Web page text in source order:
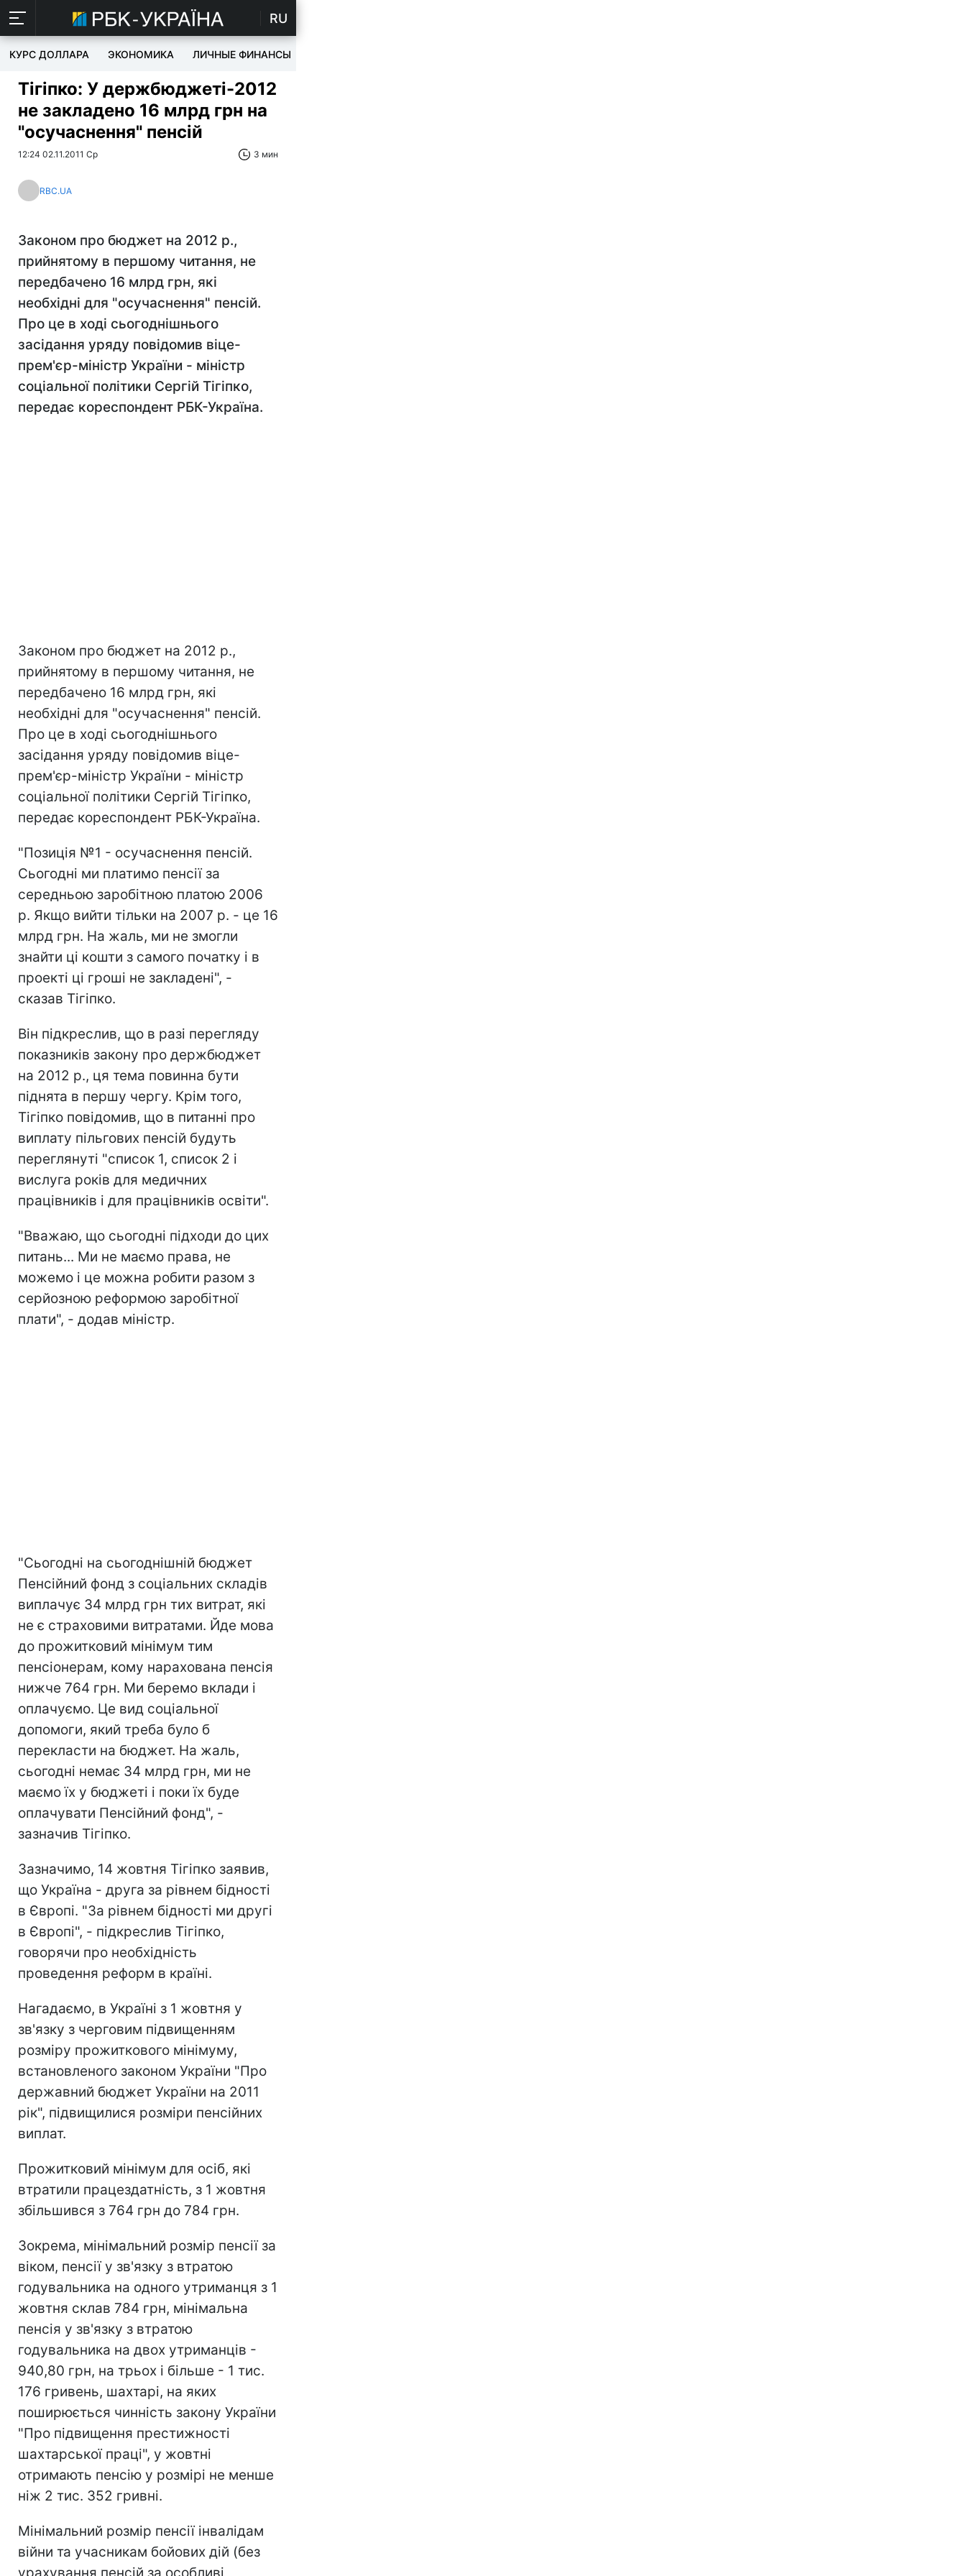
RU
КУРС ДОЛЛАРА ЭКОНОМИКА ЛИЧНЫЕ ФИНАНСЫ
Тігіпко: У держбюджеті-2012
не закладено 16 млрд грн на
"осучаснення" пенсій
12:24 02.11.2011 Ср 3 мин
RBC.UA
Законом про бюджет на 2012 р.,
прийнятому в першому читання, не
передбачено 16 млрд грн, які
необхідні для "осучаснення" пенсій.
Про це в ході сьогоднішнього
засідання уряду повідомив віце-
прем'єр-міністр України - міністр
соціальної політики Сергій Тігіпко,
передає кореспондент РБК-Україна.
Законом про бюджет на 2012 р.,
прийнятому в першому читання, не
передбачено 16 млрд грн, які
необхідні для "осучаснення" пенсій.
Про це в ході сьогоднішнього
засідання уряду повідомив віце-
прем'єр-міністр України - міністр
соціальної політики Сергій Тігіпко,
передає кореспондент РБК-Україна.
"Позиція №1 - осучаснення пенсій.
Сьогодні ми платимо пенсії за
середньою заробітною платою 2006
р. Якщо вийти тільки на 2007 р. - це 16
млрд грн. На жаль, ми не змогли
знайти ці кошти з самого початку і в
проекті ці гроші не закладені", -
сказав Тігіпко.
Він підкреслив, що в разі перегляду
показників закону про держбюджет
на 2012 р., ця тема повинна бути
піднята в першу чергу. Крім того,
Тігіпко повідомив, що в питанні про
виплату пільгових пенсій будуть
переглянуті "список 1, список 2 і
вислуга років для медичних
працівників і для працівників освіти".
"Вважаю, що сьогодні підходи до цих
питань... Ми не маємо права, не
можемо і це можна робити разом з
серйозною реформою заробітної
плати", - додав міністр.
"Сьогодні на сьогоднішній бюджет
Пенсійний фонд з соціальних складів
виплачує 34 млрд грн тих витрат, які
не є страховими витратами. Йде мова
до прожитковий мінімум тим
пенсіонерам, кому нарахована пенсія
нижче 764 грн. Ми беремо вклади і
оплачуємо. Це вид соціальної
допомоги, який треба було б
перекласти на бюджет. На жаль,
сьогодні немає 34 млрд грн, ми не
маємо їх у бюджеті і поки їх буде
оплачувати Пенсійний фонд", -
зазначив Тігіпко.
Зазначимо, 14 жовтня Тігіпко заявив,
що Україна - друга за рівнем бідності
в Європі. "За рівнем бідності ми другі
в Європі", - підкреслив Тігіпко,
говорячи про необхідність
проведення реформ в країні.
Нагадаємо, в Україні з 1 жовтня у
зв'язку з черговим підвищенням
розміру прожиткового мінімуму,
встановленого законом України "Про
державний бюджет України на 2011
рік", підвищилися розміри пенсійних
виплат.
Прожитковий мінімум для осіб, які
втратили працездатність, з 1 жовтня
збільшився з 764 грн до 784 грн.
Зокрема, мінімальний розмір пенсії за
віком, пенсії у зв'язку з втратою
годувальника на одного утриманця з 1
жовтня склав 784 грн, мінімальна
пенсія у зв'язку з втратою
годувальника на двох утриманців -
940,80 грн, на трьох і більше - 1 тис.
176 гривень, шахтарі, на яких
поширюється чинність закону України
"Про підвищення престижності
шахтарської праці", у жовтні
отримають пенсію у розмірі не менше
ніж 2 тис. 352 гривні.
Мінімальний розмір пенсії інвалідам
війни та учасникам бойових дій (без